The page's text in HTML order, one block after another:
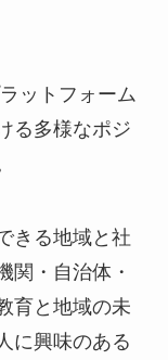
ットフォーム
る多様なポジ
きる地域と社
関・自治体・
育と地域の未
に興味のある